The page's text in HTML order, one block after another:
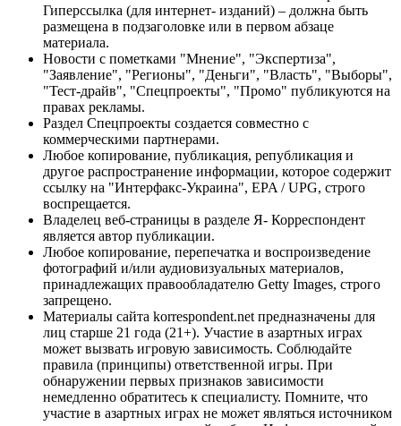
Гиперссылка (для интернет- изданий) – должна быть
размещена в подзаголовке или в первом абзаце
материала.
Новости с пометками "Мнение", "Экспертиза",
"Заявление", "Регионы", "Деньги", "Власть", "Выборы",
"Тест-драйв", "Спецпроекты", "Промо" публикуются на
правах рекламы.
Раздел Спецпроекты создается совместно с
коммерческими партнерами.
Любое копирование, публикация, републикация и
другое распространение информации, которое содержит
ссылку на "Интерфакс-Украина", EPA / UPG, строго
воспрещается.
Владелец веб-страницы в разделе Я- Корреспондент
является автор публикации.
Любое копирование, перепечатка и воспроизведение
фотографий и/или аудиовизуальных материалов,
принадлежащих правообладателю Getty Images, строго
запрещено.
Материалы сайта korrespondent.net предназначены для
лиц старше 21 года (21+). Участие в азартных играх
может вызвать игровую зависимость. Соблюдайте
правила (принципы) ответственной игры. При
обнаружении первых признаков зависимости
немедленно обратитесь к специалисту. Помните, что
участие в азартных играх не может являться источником